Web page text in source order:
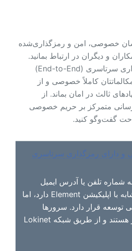
خصوصی، امن و رمزگذاری‌شده
و دیگران در ارتباط بمانید.
پیام‌های شما با رمزگذاری سرتاسری (End-to-End)
کاملاً خصوصی و از
ثالث در امان بماند. از
متمرکز بر حریم خصوصی
گفت‌وگو کنید.
شماره تلفن یا آدرس ایمیل
نیست. عملکردی مشابه با اپلیکیشن Element دارد، اما
توسعه قرار دارد. سرورها
به‌صورت غیرمتمرکز هستند و از طریق شبکه Lokinet